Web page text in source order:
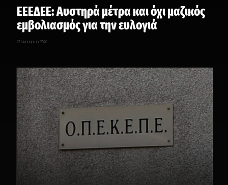
ΕΕΕΔΕΕ: Αυστηρά μέτρα και όχι μαζικός
εμβολιασμός για την ευλογιά
22 Ιανουαρίου, 2026